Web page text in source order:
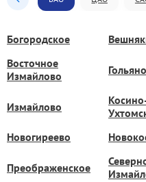
Богородское
Восточное
Измайлово
Измайлово
Новогиреево
Преображенское